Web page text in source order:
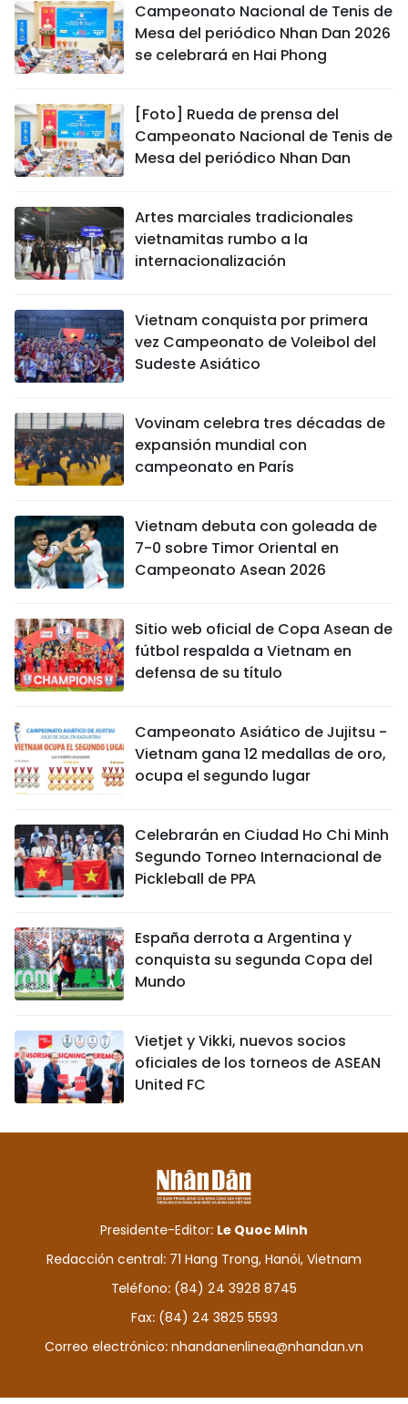
Campeonato Nacional de Tenis de
Mesa del periódico Nhan Dan 2026
se celebrará en Hai Phong
[Foto] Rueda de prensa del
Campeonato Nacional de Tenis de
Mesa del periódico Nhan Dan
Artes marciales tradicionales
vietnamitas rumbo a la
internacionalización
Vietnam conquista por primera
vez Campeonato de Voleibol del
Sudeste Asiático
Vovinam celebra tres décadas de
expansión mundial con
campeonato en París
Vietnam debuta con goleada de
7-0 sobre Timor Oriental en
Campeonato Asean 2026
Sitio web oficial de Copa Asean de
fútbol respalda a Vietnam en
defensa de su título
Campeonato Asiático de Jujitsu -
Vietnam gana 12 medallas de oro,
ocupa el segundo lugar
Celebrarán en Ciudad Ho Chi Minh
Segundo Torneo Internacional de
Pickleball de PPA
España derrota a Argentina y
conquista su segunda Copa del
Mundo
Vietjet y Vikki, nuevos socios
oficiales de los torneos de ASEAN
United FC
Presidente-Editor: Le Quoc Minh
Redacción central: 71 Hang Trong, Hanói, Vietnam
Teléfono: (84) 24 3928 8745
Fax: (84) 24 3825 5593
Correo electrónico: nhandanenlinea@nhandan.vn